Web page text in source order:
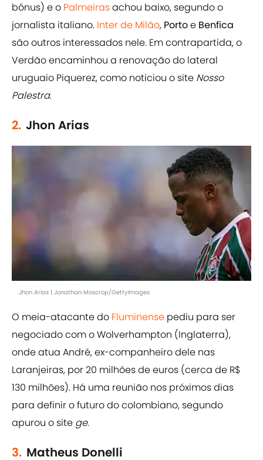
bônus) e o Palmeirasachou baixo, segundo o
jornalista italiano. Inter de Milão, Portoe Benfica
são outros interessados nele. Em contrapartida, o
Verdão encaminhou a renovação do lateral
uruguaio Piquerez, como noticiou o site Nosso
Palestra.
2. Jhon Arias
Jhon Arias | Jonathan Moscrop/GettyImages
O meia-atacante do Fluminense pediu para ser
negociado com o Wolverhampton (Inglaterra),
onde atua André, ex-companheiro dele nas
Laranjeiras, por 20 milhões de euros (cerca de R$
130 milhões). Há uma reunião nos próximos dias
para definir o futuro do colombiano, segundo
apurou o site ge.
3. Matheus Donelli